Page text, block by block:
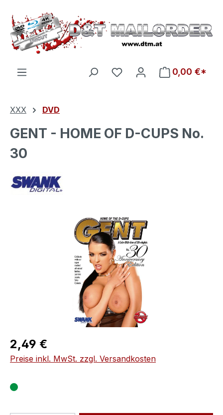
Zum Hauptinhalt springen
Du hast 0 Produkte auf
0,00 €*
XXX DVD
GENT - HOME OF D-CUPS No.
30
Bildergalerie überspringen
Regulärer Preis:
2,49 €
Preise inkl. MwSt. zzgl. Versandkosten